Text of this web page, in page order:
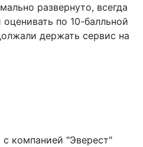
развернуто, всегда
по 10-балльной
держать сервис на
с компанией "Эверест"